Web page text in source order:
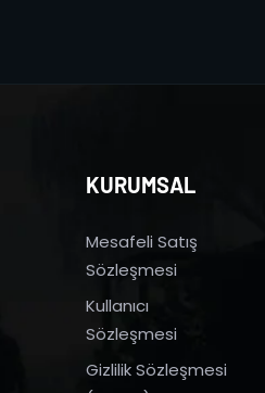
KURUMSAL
Mesafeli Satış
Sözleşmesi
Kullanıcı
Sözleşmesi
Gizlilik Sözleşmesi